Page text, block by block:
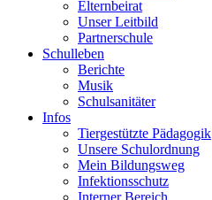
Elternbeirat
Unser Leitbild
Partnerschule
Schulleben
Berichte
Musik
Schulsanitäter
Infos
Tiergestützte Pädagogik
Unsere Schulordnung
Mein Bildungsweg
Infektionsschutz
Interner Bereich